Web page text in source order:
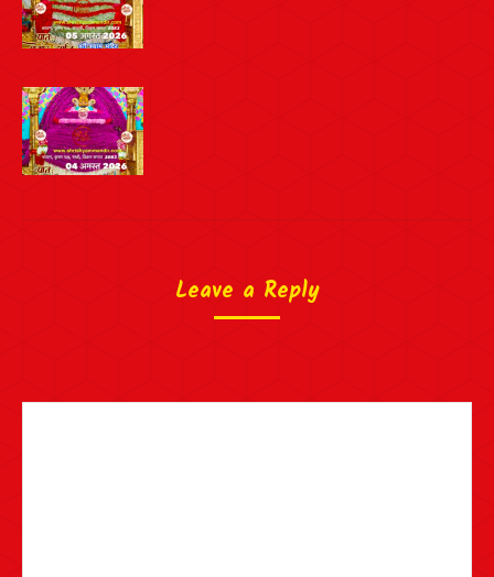
Leave a Reply